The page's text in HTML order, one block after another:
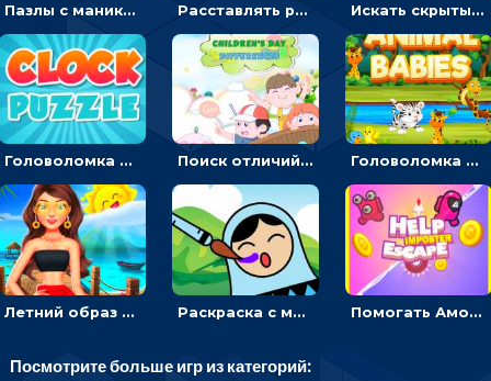
Пазлы с маникюром: собери идеальный рисунок для ногтей Расставлять резиновые кубики, чтобы делать поп-ит - гиперказуальные Искать скрытый алфавит на картинках с мультяшными героями - головоломка для детей
Головоломка с часами для детей: читать время по циферблату Поиск отличий на картинках с детьми - головоломка Головоломка Звери-малыши: открывай карточки по очереди, чтобы найти одинаковые
Летний образ для подруг: переодевать девочек для прогулки Раскраска с матрешками для девочек Помогать Амонг Ас бежать из комнаты через преграды - приключения
Посмотрите больше игр из категорий: